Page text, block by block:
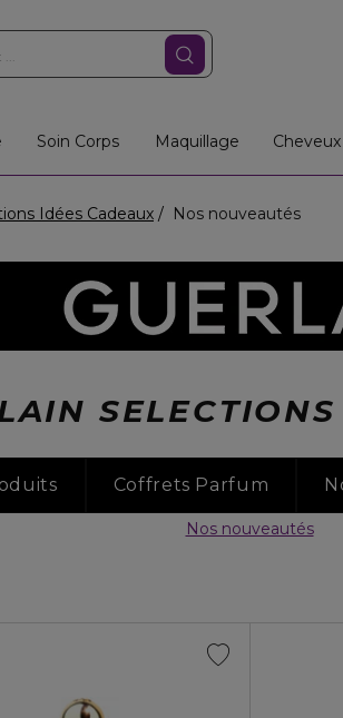
Soin Corps Maquillage Cheveux
Idées Cadeaux Nos nouveautés
Coffrets Parfum
Nos nouveautés